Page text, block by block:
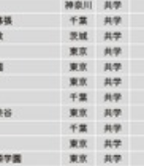
スタマーサポート/初日か